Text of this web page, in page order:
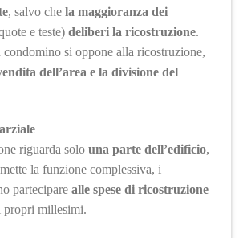
, salvo che la maggioranza dei
e teste) deliberi la ricostruzione.
condomino si oppone alla ricostruzione,
dell’area e la divisione del
riguarda solouna parte dell’edificio,
la funzione complessiva, i
partecipare alle spese di ricostruzione
propri millesimi.